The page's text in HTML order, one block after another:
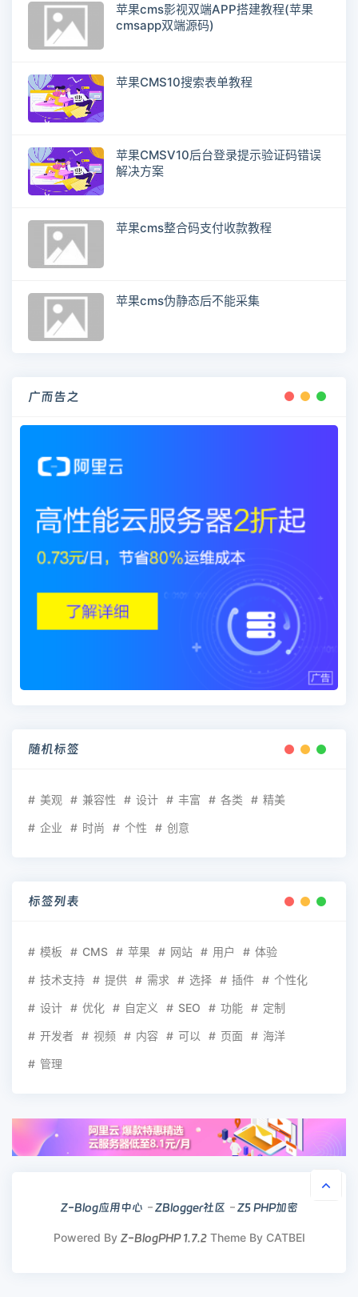
苹果cms影视双端APP搭建教程(苹果
cmsapp双端源码)
苹果CMS10搜索表单教程
苹果CMSV10后台登录提示验证码错误
解决方案
苹果cms整合码支付收款教程
苹果cms伪静态后不能采集
广而告之
随机标签
美观 兼容性 设计 丰富 各类 精美
企业 时尚 个性 创意
标签列表
模板 CMS 苹果 网站 用户 体验
技术支持 提供 需求 选择 插件 个性化
设计 优化 自定义 SEO 功能 定制
开发者 视频 内容 可以 页面 海洋
管理
Z-Blog应用中心 ZBlogger社区 Z5 PHP加密
Powered By Z-BlogPHP 1.7.2Theme By CATBEI